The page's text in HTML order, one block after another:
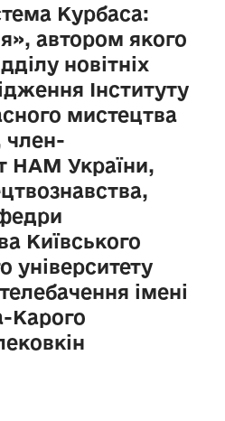
Курбаса:
автором якого
новітніх
Інституту
мистецтва
член-
НАМ України,
Київського
університету
імені
Карого